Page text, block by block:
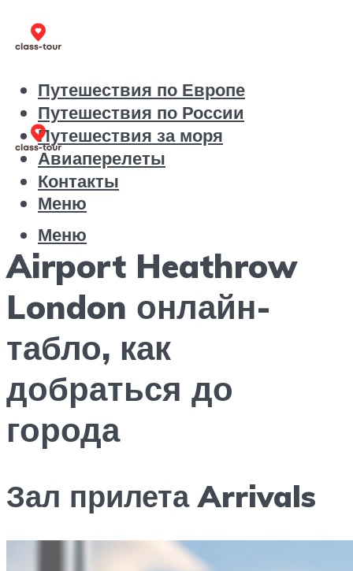
Путешествия по Европе
Путешествия по России
Путешествия за моря
Авиаперелеты
Контакты
Меню
Меню
Airport Heathrow
London онлайн-
табло, как
добраться до
города
Зал прилета Arrivals